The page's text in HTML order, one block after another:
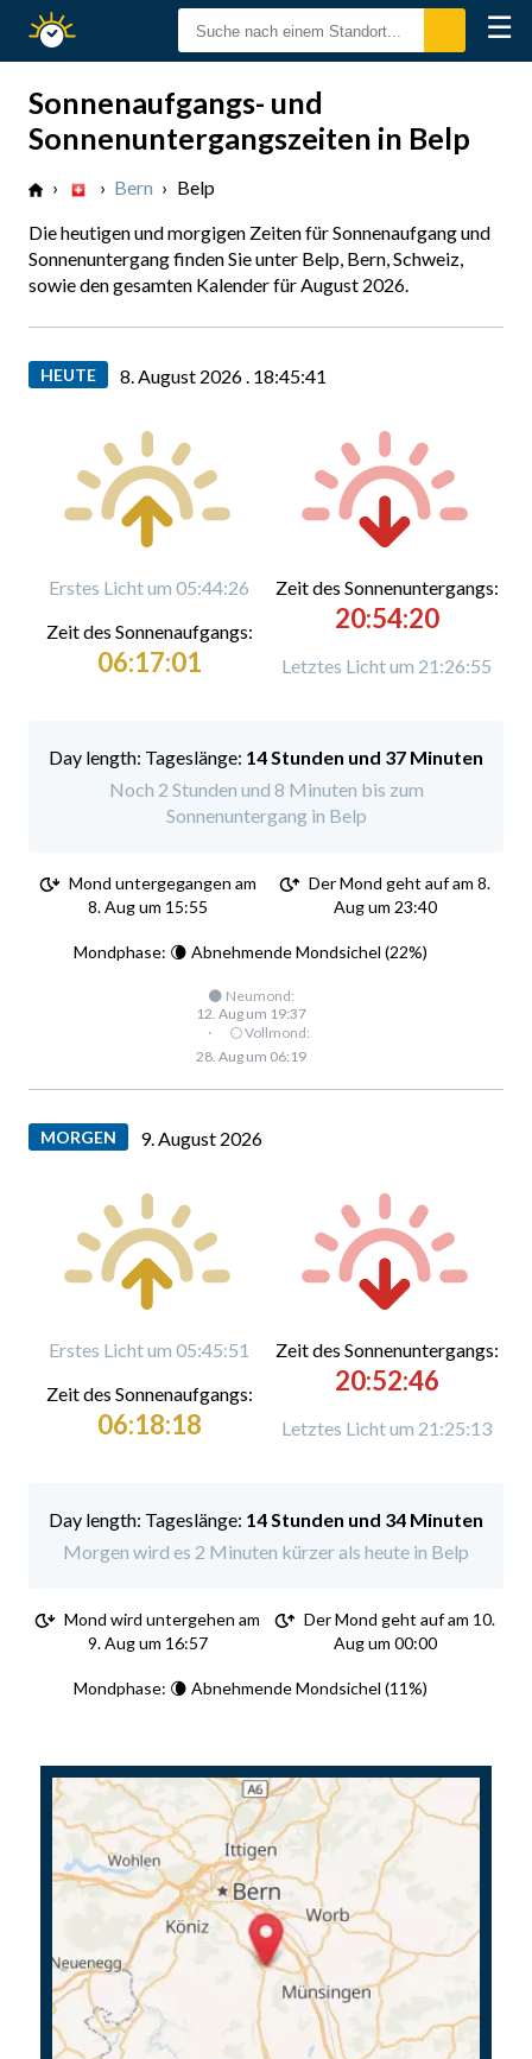
Sonnenzeiten ☰
Sonnenaufgangs- und
Sonnenuntergangszeiten in Belp
› › Bern › Belp
Die heutigen und morgigen Zeiten für Sonnenaufgang und
Sonnenuntergang finden Sie unter Belp, Bern, Schweiz,
sowie den gesamten Kalender für August 2026.
HEUTE 8. August 2026 . 18:45:42
Erstes Licht um 05:44:26
Zeit des Sonnenaufgangs:
06:17:01
Zeit des Sonnenuntergangs:
20:54:20
Letztes Licht um 21:26:55
Tageslänge: 14 Stunden und 37 Minuten
Noch 2 Stunden und 8 Minuten bis zum
Sonnenuntergang in Belp
Mond untergegangen am
8. Aug um 15:55
Der Mond geht auf am 8.
Aug um 23:40
Mondphase: 🌘 Abnehmende Mondsichel (22%)
🌑 Neumond:
12. Aug um 19:37
·
🌕 Vollmond:
28. Aug um 06:19
MORGEN 9. August 2026
Erstes Licht um 05:45:51
Zeit des Sonnenaufgangs:
06:18:18
Zeit des Sonnenuntergangs:
20:52:46
Letztes Licht um 21:25:13
Tageslänge: 14 Stunden und 34 Minuten
Morgen wird es 2 Minuten kürzer als heute in Belp
Mond wird untergehen am
9. Aug um 16:57
Der Mond geht auf am 10.
Aug um 00:00
Mondphase: 🌘 Abnehmende Mondsichel (11%)